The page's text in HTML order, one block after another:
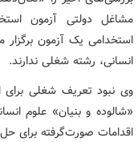
مشاغل دولتی آزمون
انسانی، رشته شغلی ندارند.
وی نبود تعریف شغلی
«شالوده و بنیان» علوم
اقدامات صورت‌گرفته برای